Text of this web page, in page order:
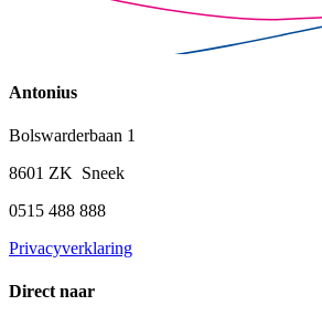
Antonius
Bolswarderbaan 1
8601 ZK Sneek
0515 488 888
Privacyverklaring
Direct naar